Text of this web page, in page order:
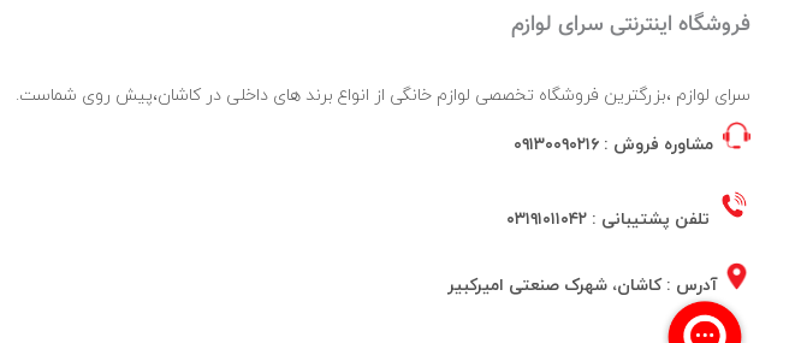
فروشگاه اینترنتی سرای لوازم
سرای لوازم ،بزرگترین فروشگاه تخصصی لوازم خانگی از انواع برند های داخلی در کاشان،پیش روی شماست.
مشاوره فروش : ۰۹۱۳۰۰۹۰۲۱۶
تلفن پشتیبانی : ۰۳۱۹۱۰۱۱۰۴۲
آدرس : کاشان، شهرک صنعتی امیرکبیر